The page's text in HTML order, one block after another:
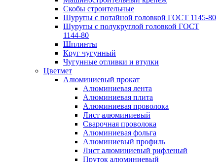
Скобы строительные
Шурупы с потайной головкой ГОСТ 1145-80
Шурупы с полукруглой головкой ГОСТ
1144-80
Шплинты
Круг чугунный
Чугунные отливки и втулки
Цветмет
Алюминиевый прокат
Алюминиевая лента
Алюминиевая плита
Алюминиевая проволока
Лист алюминиевый
Сварочная проволока
Алюминиевая фольга
Алюминиевый профиль
Лист алюминиевый рифленый
Пруток алюминиевый